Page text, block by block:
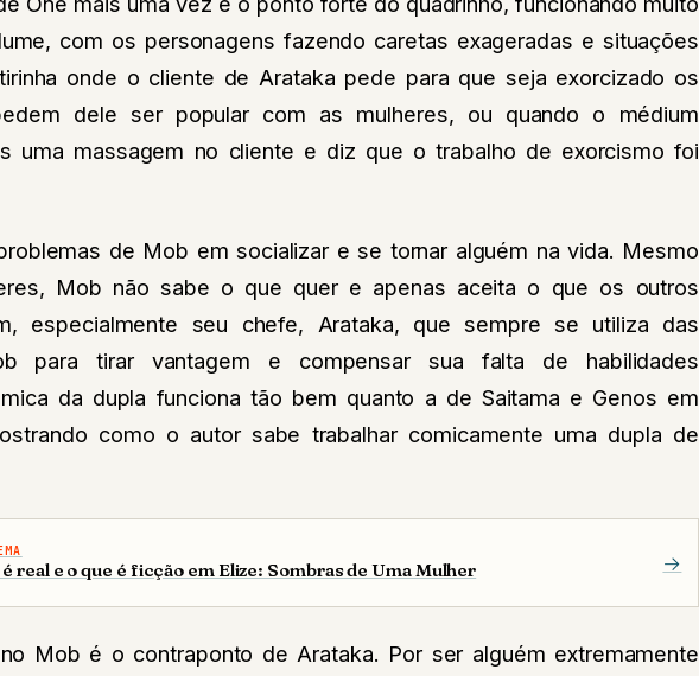
com os personagens fazendo caretas exageradas e situações
onde o cliente de Arataka pede para que seja exorcizado os
dele ser popular com as mulheres, ou quando o médium
uma massagem no cliente e diz que o trabalho de exorcismo foi
de Mob em socializar e se tornar alguém na vida. Mesmo
Mob não sabe o que quer e apenas aceita o que os outros
especialmente seu chefe, Arataka, que sempre se utiliza das
para tirar vantagem e compensar sua falta de habilidades
da dupla funciona tão bem quanto a de Saitama e Genos em
como o autor sabe trabalhar comicamente uma dupla de
é real e o que é ficção em Elize: Sombras de Uma Mulher →
Mob é o contraponto de Arataka. Por ser alguém extremamente